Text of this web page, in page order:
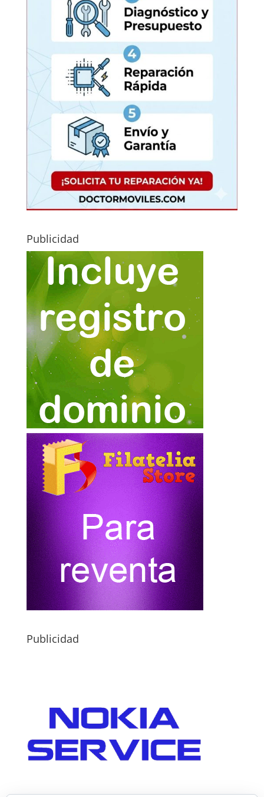
Publicidad
Publicidad